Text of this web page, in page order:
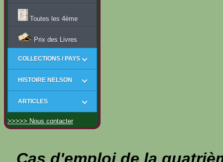
Toutes les 4ème
Prix des Livres
COLLECTIONS / PAYS
HISTOIRE NELSON
ARTICLES
>>>>> Nous contacter